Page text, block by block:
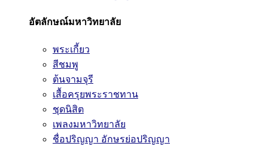
อัตลักษณ์มหาวิทยาลัย
พระเกี้ยว
สีชมพู
ต้นจามจุรี
เสื้อครุยพระราชทาน
ชุดนิสิต
เพลงมหาวิทยาลัย
ชื่อปริญญา อักษรย่อปริญญา